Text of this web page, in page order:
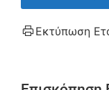
Εκτύπωση